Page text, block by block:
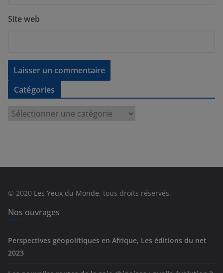
Site web
Catégories
e
s
© 2020 Les Yeux du Monde, tous droits réservés.
Nos ouvrages
Perspectives géopolitiques en Afrique, Les éditions du net
2023